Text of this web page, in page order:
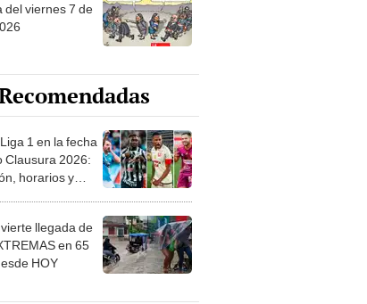
del viernes 7 de
1 en la fecha
Clausura 2026:
horarios y
llegada de
en 65
HOY